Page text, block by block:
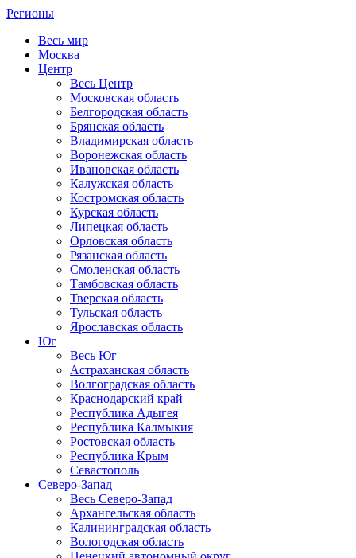
Регионы
Весь мир
Москва
Центр
Весь Центр
Московская область
Белгородская область
Брянская область
Владимирская область
Воронежская область
Ивановская область
Калужская область
Костромская область
Курская область
Липецкая область
Орловская область
Рязанская область
Смоленская область
Тамбовская область
Тверская область
Тульская область
Ярославская область
Юг
Весь Юг
Астраханская область
Волгоградская область
Краснодарский край
Республика Адыгея
Республика Калмыкия
Ростовская область
Республика Крым
Севастополь
Северо-Запад
Весь Северо-Запад
Архангельская область
Калининградская область
Вологодская область